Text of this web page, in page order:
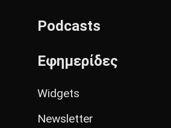
Podcasts
Εφημερίδες
Widgets
Newsletter